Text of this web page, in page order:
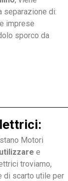
separazione di:
imprese
sporco da
Motori
e
troviamo,
di scarto utile per